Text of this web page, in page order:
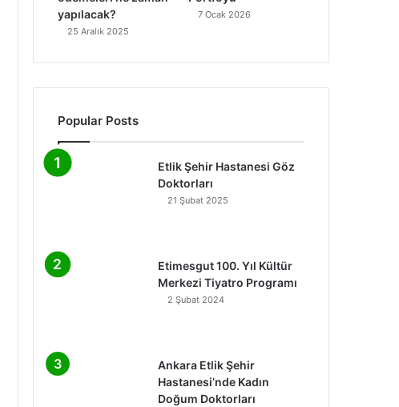
yapılacak?
25 Aralık 2025
7 Ocak 2026
Popular Posts
Etlik Şehir Hastanesi Göz
Doktorları
21 Şubat 2025
Etimesgut 100. Yıl Kültür
Merkezi Tiyatro Programı
2 Şubat 2024
Ankara Etlik Şehir
Hastanesi’nde Kadın
Doğum Doktorları